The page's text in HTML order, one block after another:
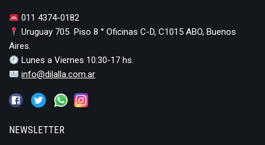
011 4374-0182
Uruguay 705 Piso 8 ° Oficinas C-D, C1015 ABO, Buenos
Aires.
Lunes a Viernes 10:30-17 hs.
info@dilalla.com.ar
NEWSLETTER